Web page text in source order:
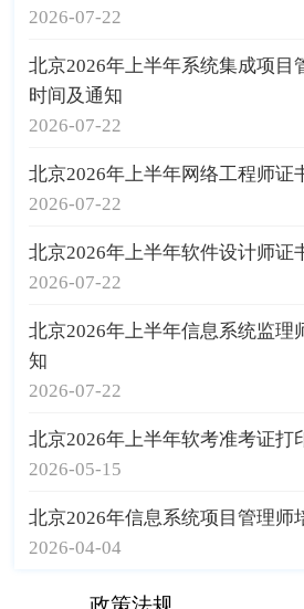
2026-07-22
北京2026年上半年系统集成项目
时间及通知
2026-07-22
北京2026年上半年网络工程师证
2026-07-22
北京2026年上半年软件设计师证
2026-07-22
北京2026年上半年信息系统监理
知
2026-07-22
北京2026年上半年软考准考证打
2026-05-15
北京2026年信息系统项目管理师
2026-04-04